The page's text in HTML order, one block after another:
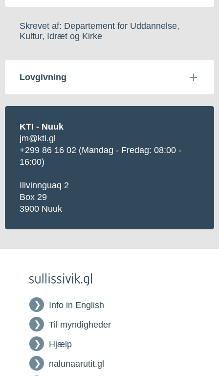
Skrevet af: Departement for Uddannelse,
Kultur, Idræt og Kirke
Lovgivning
KTI - Nuuk
jm@kti.gl
+299 86 16 02 (Mandag - Fredag: 08:00 -
16:00)
Ilivinnguaq 2
Box 29
3900 Nuuk
Info in English
Til myndigheder
Hjælp
nalunaarutit.gl